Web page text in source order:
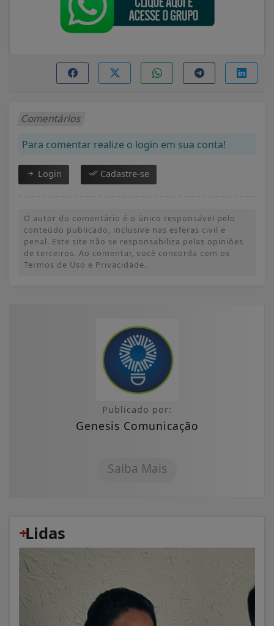
Comentários
Para comentar realize o login em sua conta!
Login Cadastre-se
O autor do comentário é o único responsável pelo
conteúdo publicado, inclusive nas esferas civil e
penal. Este site não se responsabiliza pelas opiniões
de terceiros. Ao comentar, você concorda com os
Termos de Uso e Privacidade.
Publicado por:
Genesis Comunicação
Saiba Mais
+
Lidas